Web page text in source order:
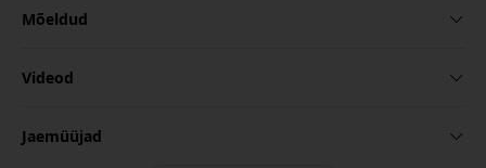
Mõeldud
Videod
Jaemüüjad